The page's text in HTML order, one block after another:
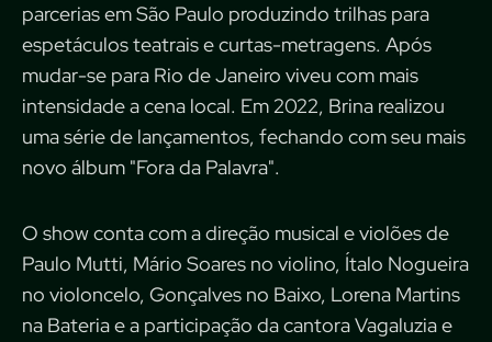
parcerias em São Paulo produzindo trilhas para
espetáculos teatrais e curtas-metragens. Após
mudar-se para Rio de Janeiro viveu com mais
intensidade a cena local. Em 2022, Brina realizou
uma série de lançamentos, fechando com seu mais
novo álbum "Fora da Palavra".
O show conta com a direção musical e violões de
Paulo Mutti, Mário Soares no violino, Ítalo Nogueira
no violoncelo, Gonçalves no Baixo, Lorena Martins
na Bateria e a participação da cantora Vagaluzia e